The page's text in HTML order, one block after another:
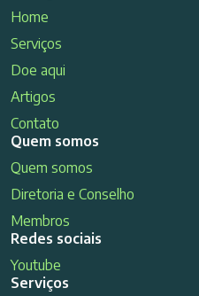
Home
Serviços
Doe aqui
Artigos
Contato
Quem somos
Quem somos
Diretoria e Conselho
Membros
Redes sociais
Youtube
Serviços